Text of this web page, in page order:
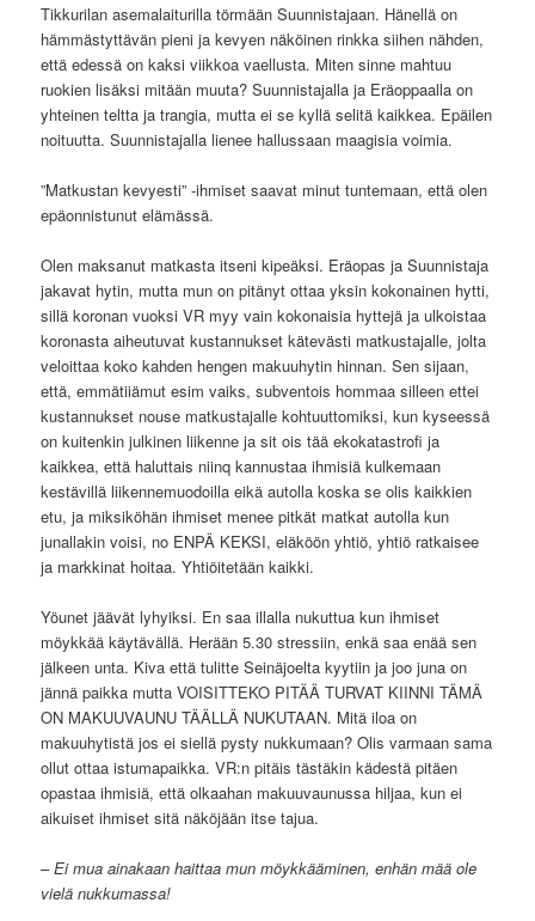
Tikkurilan asemalaiturilla törmään Suunnistajaan. Hänellä on
hämmästyttävän pieni ja kevyen näköinen rinkka siihen nähden,
että edessä on kaksi viikkoa vaellusta. Miten sinne mahtuu
ruokien lisäksi mitään muuta? Suunnistajalla ja Eräoppaalla on
yhteinen teltta ja trangia, mutta ei se kyllä selitä kaikkea. Epäilen
noituutta. Suunnistajalla lienee hallussaan maagisia voimia.
”Matkustan kevyesti” -ihmiset saavat minut tuntemaan, että olen
epäonnistunut elämässä.
Olen maksanut matkasta itseni kipeäksi. Eräopas ja Suunnistaja
jakavat hytin, mutta mun on pitänyt ottaa yksin kokonainen hytti,
sillä koronan vuoksi VR myy vain kokonaisia hyttejä ja ulkoistaa
koronasta aiheutuvat kustannukset kätevästi matkustajalle, jolta
veloittaa koko kahden hengen makuuhytin hinnan. Sen sijaan,
että, emmätiiämut esim vaiks, subventois hommaa silleen ettei
kustannukset nouse matkustajalle kohtuuttomiksi, kun kyseessä
on kuitenkin julkinen liikenne ja sit ois tää ekokatastrofi ja
kaikkea, että haluttais niinq kannustaa ihmisiä kulkemaan
kestävillä liikennemuodoilla eikä autolla koska se olis kaikkien
etu, ja miksiköhän ihmiset menee pitkät matkat autolla kun
junallakin voisi, no ENPÄ KEKSI, eläköön yhtiö, yhtiö ratkaisee
ja markkinat hoitaa. Yhtiöitetään kaikki.
Yöunet jäävät lyhyiksi. En saa illalla nukuttua kun ihmiset
möykkää käytävällä. Herään 5.30 stressiin, enkä saa enää sen
jälkeen unta. Kiva että tulitte Seinäjoelta kyytiin ja joo juna on
jännä paikka mutta VOISITTEKO PITÄÄ TURVAT KIINNI TÄMÄ
ON MAKUUVAUNU TÄÄLLÄ NUKUTAAN. Mitä iloa on
makuuhytistä jos ei siellä pysty nukkumaan? Olis varmaan sama
ollut ottaa istumapaikka. VR:n pitäis tästäkin kädestä pitäen
opastaa ihmisiä, että olkaahan makuuvaunussa hiljaa, kun ei
aikuiset ihmiset sitä näköjään itse tajua.
– Ei mua ainakaan haittaa mun möykkääminen, enhän mää ole
vielä nukkumassa!